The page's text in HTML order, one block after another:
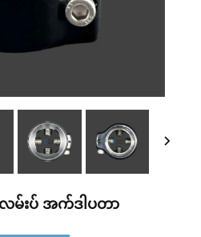
လမ်းပ် အက်ဒါပတာ